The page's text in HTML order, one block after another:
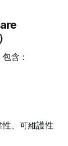
含：
、可維護性